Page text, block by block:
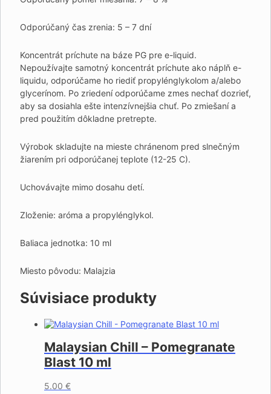
Odporúčaný čas zrenia: 5 – 7 dní
Koncentrát príchute na báze PG pre e-liquid.
Nepoužívajte samotný koncentrát príchute ako náplň e-
liquidu, odporúčame ho riediť propylénglykolom a/alebo
glycerínom. Po zriedení odporúčame zmes nechať dozrieť,
aby sa dosiahla ešte intenzívnejšia chuť. Po zmiešaní a
pred použitím dôkladne pretrepte.
Výrobok skladujte na mieste chránenom pred slnečným
žiarením pri odporúčanej teplote (12-25 C).
Uchovávajte mimo dosahu detí.
Zloženie: aróma a propylénglykol.
Baliaca jednotka: 10 ml
Miesto pôvodu: Malajzia
Súvisiace produkty
Malaysian Chill – Pomegranate
Blast 10 ml
5.00 €